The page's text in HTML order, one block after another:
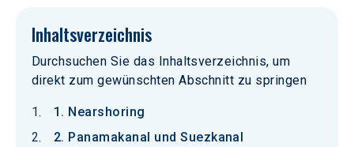
Inhaltsverzeichnis
Durchsuchen Sie das Inhaltsverzeichnis, um
direkt zum gewünschten Abschnitt zu springen
1. Nearshoring
2. Panamakanal und Suezkanal